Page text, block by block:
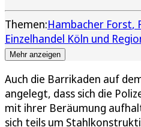
Themen:Hambacher Forst
Einzelhandel Köln und
Mehr anzeigen
Auch die Barrikaden auf
angelegt, dass sich die
mit ihrer Beräumung
sich teils um